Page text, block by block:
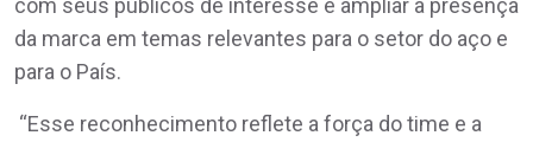
com seus públicos de interesse e ampliar a presença
da marca em temas relevantes para o setor do aço e
para o País.
“Esse reconhecimento reflete a força do time e a